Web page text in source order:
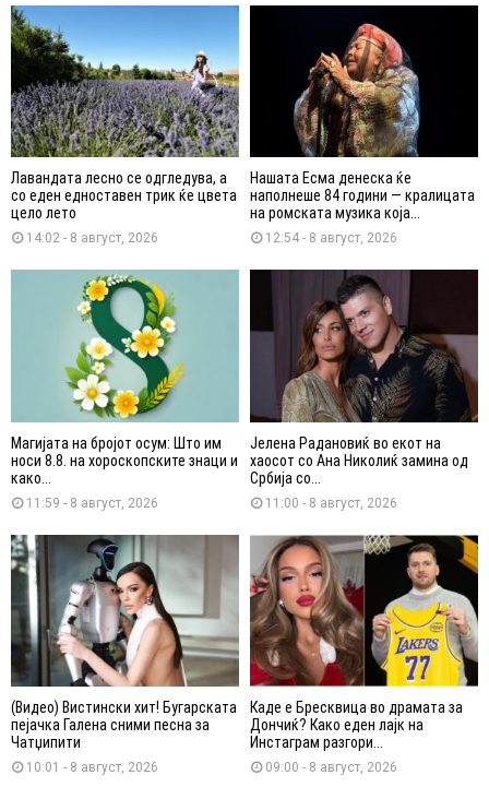
Лавандата лесно се одгледува, а
со еден едноставен трик ќе цвета
цело лето
14:02 - 8 август, 2026
Нашата Есма денеска ќе
наполнеше 84 години — кралицата
на ромската музика која...
12:54 - 8 август, 2026
Магијата на бројот осум: Што им
носи 8.8. на хороскопските знаци и
како...
11:59 - 8 август, 2026
Јелена Радановиќ во екот на
хаосот со Ана Николиќ замина од
Србија со...
11:00 - 8 август, 2026
(Видео) Вистински хит! Бугарската
пејачка Галена сними песна за
Чатџипити
10:01 - 8 август, 2026
Каде е Бресквица во драмата за
Дончиќ? Како еден лајк на
Инстаграм разгори...
09:00 - 8 август, 2026